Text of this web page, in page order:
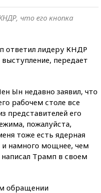
что его кнопка
ответил лидеру КНДР
передает
Ын недавно заявил, что
рабочем столе все
представителей его
пожалуйста,
тоже есть ядерная
и намного мощнее, чем
Трамп в своем
обращении